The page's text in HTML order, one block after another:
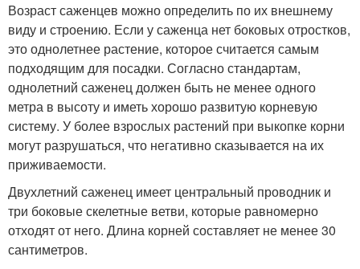
Возраст саженцев можно определить по их внешнему
виду и строению. Если у саженца нет боковых отростков,
это однолетнее растение, которое считается самым
подходящим для посадки. Согласно стандартам,
однолетний саженец должен быть не менее одного
метра в высоту и иметь хорошо развитую корневую
систему. У более взрослых растений при выкопке корни
могут разрушаться, что негативно сказывается на их
приживаемости.
Двухлетний саженец имеет центральный проводник и
три боковые скелетные ветви, которые равномерно
отходят от него. Длина корней составляет не менее 30
сантиметров.